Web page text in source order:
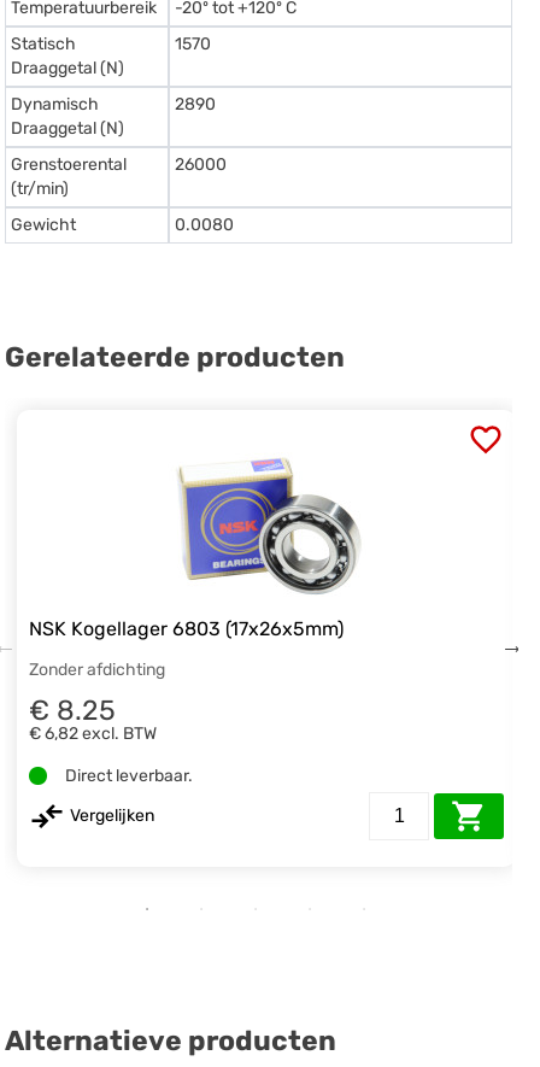
Temperatuurbereik
-20º tot +120º C
Statisch
Draaggetal (N)
1570
Dynamisch
Draaggetal (N)
2890
Grenstoerental
(tr/min)
26000
Gewicht 0.0080
Gerelateerde producten
NSK Kogellager 6803 (17x26x5mm)
Zonder afdichting
€ 8.25
€ 6,82excl. BTW
Direct leverbaar.
Vergelijken
Alternatieve producten